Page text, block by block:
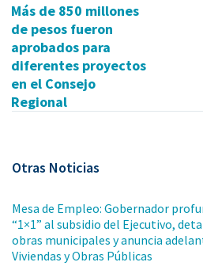
Más de 850 millones
de pesos fueron
aprobados para
diferentes proyectos
en el Consejo
Regional
Otras Noticias
Mesa de Empleo: Gobernador
“1×1” al subsidio del Ejecutivo,
obras municipales y anuncia
Viviendas y Obras Públicas